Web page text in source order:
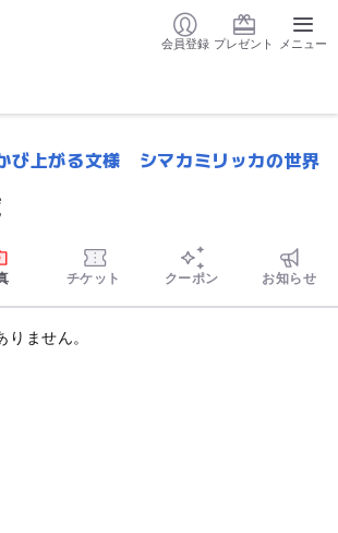
会員登録 プレゼント メニュー
び上がる文様 シマカミリッカの世界
チケット クーポン お知らせ
ません。